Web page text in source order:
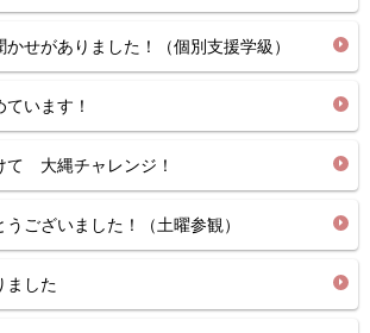
せがありました！（個別支援学級）
います！
て 大縄チャレンジ！
うございました！（土曜参観）
ました